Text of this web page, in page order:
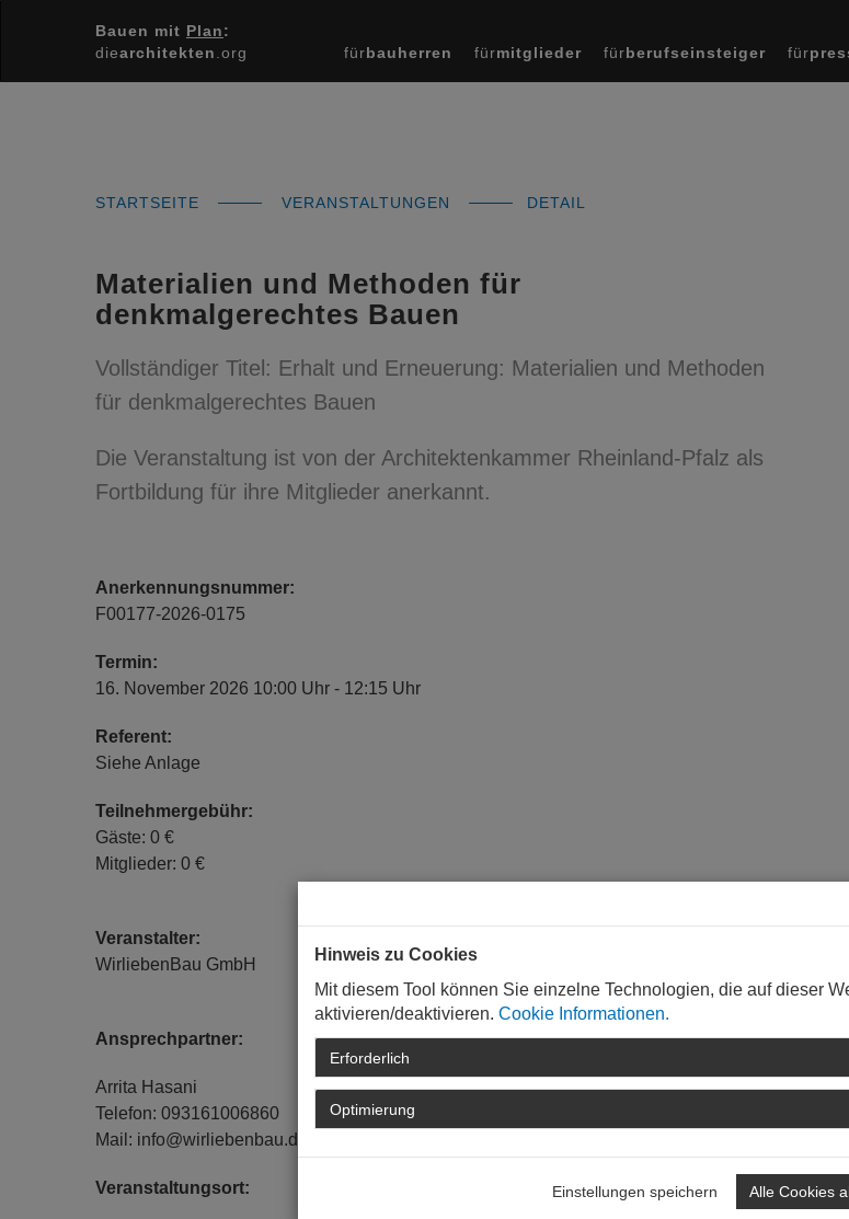
Bauen mit Plan:
diearchitekten .org fürbauherren fürmitglieder fürberufseinsteiger für
STARTSEITE VERANSTALTUNGEN DETAIL
Materialien und Methoden für
denkmalgerechtes Bauen
Vollständiger Titel: Erhalt und Erneuerung: Materialien und Methoden
für denkmalgerechtes Bauen
Die Veranstaltung ist von der Architektenkammer Rheinland-Pfalz als
Fortbildung für ihre Mitglieder anerkannt.
Anerkennungsnummer:
F00177-2026-0175
Termin:
16. November 2026 10:00 Uhr - 12:15 Uhr
Referent:
Siehe Anlage
Teilnehmergebühr:
Gäste: 0 €
Mitglieder: 0 €
Veranstalter:
WirliebenBau GmbH
Ansprechpartner:
Arrita Hasani
Telefon: 093161006860
Mail: info@wirliebenbau.de
Veranstaltungsort:
Hinweis zu Cookies
Mit diesem Tool können Sie einzelne Technologien, die auf dieser
aktivieren/deaktivieren. Cookie Informationen.
Erforderlich
Optimierung
Einstellungen speichern Alle Cookies